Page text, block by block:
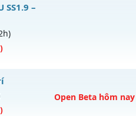
13h ngày 28/07/2626
–
Vương
vào 22h ngày
Open Beta hôm nay